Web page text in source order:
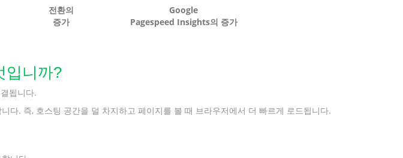
전환의
증가
Google
Pagespeed Insights의 증가
입니까?
됩니다.
. 즉, 호스팅 공간을 덜 차지하고 페이지를 볼 때 브라우저에서 더 빠르게 로드됩니다.